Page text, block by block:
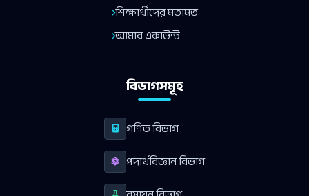
শিক্ষার্থীদের মতামত
আমার একাউন্ট
বিভাগসমূহ
গণিত বিভাগ
পদার্থবিজ্ঞান বিভাগ